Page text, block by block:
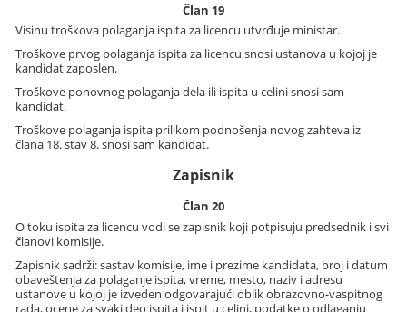
Član 19
Visinu troškova polaganja ispita za licencu utvrđuje ministar.
Troškove prvog polaganja ispita za licencu snosi ustanova u kojoj je
kandidat zaposlen.
Troškove ponovnog polaganja dela ili ispita u celini snosi sam
kandidat.
Troškove polaganja ispita prilikom podnošenja novog zahteva iz
člana 18. stav 8. snosi sam kandidat.
Zapisnik
Član 20
O toku ispita za licencu vodi se zapisnik koji potpisuju predsednik i svi
članovi komisije.
Zapisnik sadrži: sastav komisije, ime i prezime kandidata, broj i datum
obaveštenja za polaganje ispita, vreme, mesto, naziv i adresu
ustanove u kojoj je izveden odgovarajući oblik obrazovno-vaspitnog
rada, ocene za svaki deo ispita i ispit u celini, podatke o odlaganju